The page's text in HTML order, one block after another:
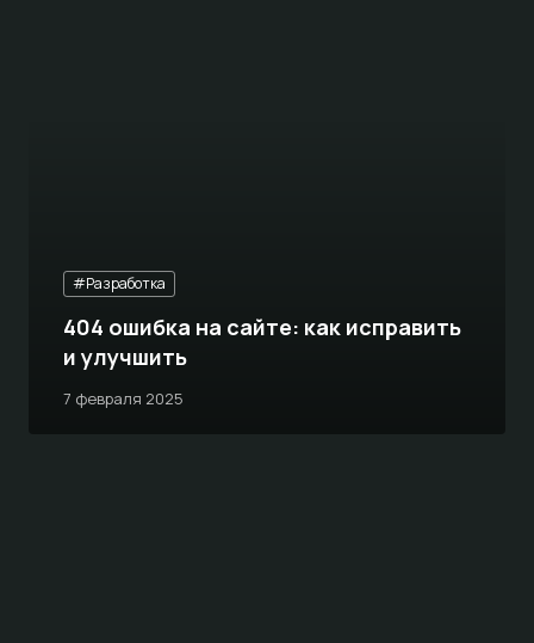
#Разработка
7 февраля 2025
404 ошибка на сайте: как исправить
и улучшить